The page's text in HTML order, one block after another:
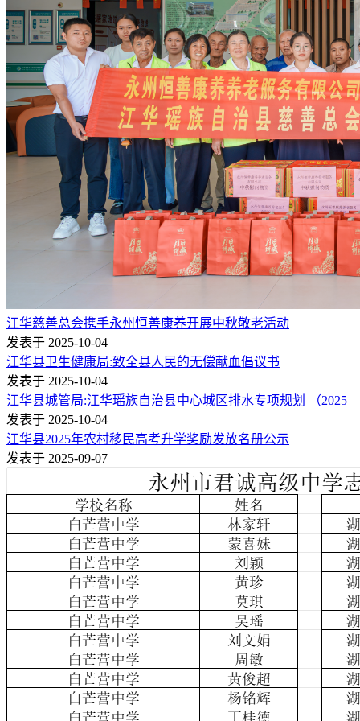
江华慈善总会携手永州恒善康养开展中秋敬老活动
发表于 2025-10-04
江华县卫生健康局:致全县人民的无偿献血倡议书
发表于 2025-10-04
江华县城管局:江华瑶族自治县中心城区排水专项规划 （
发表于 2025-10-04
江华县2025年农村移民高考升学奖励发放名册公示
发表于 2025-09-07